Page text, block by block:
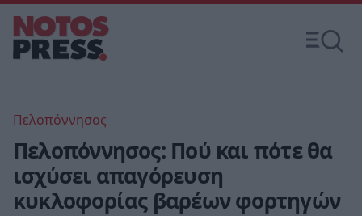
Πελοπόννησος
Πελοπόννησος: Πού και πότε θα
ισχύσει απαγόρευση
κυκλοφορίας βαρέων φορτηγών